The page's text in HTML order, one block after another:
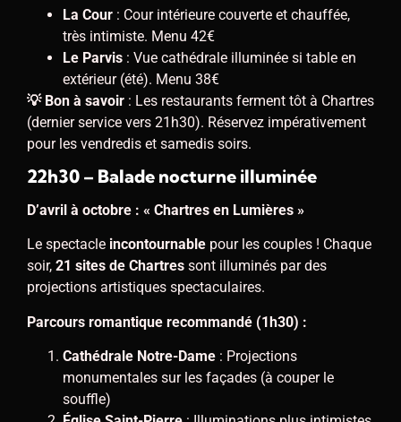
La Cour : Cour intérieure couverte et chauffée,
très intimiste. Menu 42€
Le Parvis : Vue cathédrale illuminée si table en
extérieur (été). Menu 38€
💡 Bon à savoir : Les restaurants ferment tôt à Chartres
(dernier service vers 21h30). Réservez impérativement
pour les vendredis et samedis soirs.
22h30 – Balade nocturne illuminée
D’avril à octobre : « Chartres en Lumières »
Le spectacle incontournable pour les couples ! Chaque
soir, 21 sites de Chartres sont illuminés par des
projections artistiques spectaculaires.
Parcours romantique recommandé (1h30) :
Cathédrale Notre-Dame : Projections
monumentales sur les façades (à couper le
souffle)